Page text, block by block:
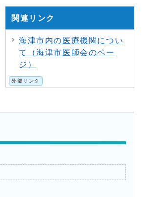
関連リンク
海津市内の医療機関につい
て（海津市医師会のペー
ジ）
外部リンク